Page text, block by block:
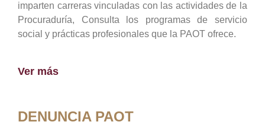
imparten carreras vinculadas con las actividades de la
Procuraduría, Consulta los programas de servicio
social y prácticas profesionales que la PAOT ofrece.
Ver más
DENUNCIA PAOT